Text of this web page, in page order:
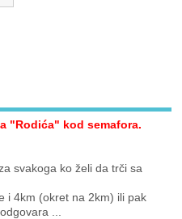
"Rodića" kod semafora.
svakoga ko želi da trči sa
i 4km (okret na 2km) ili pak
...